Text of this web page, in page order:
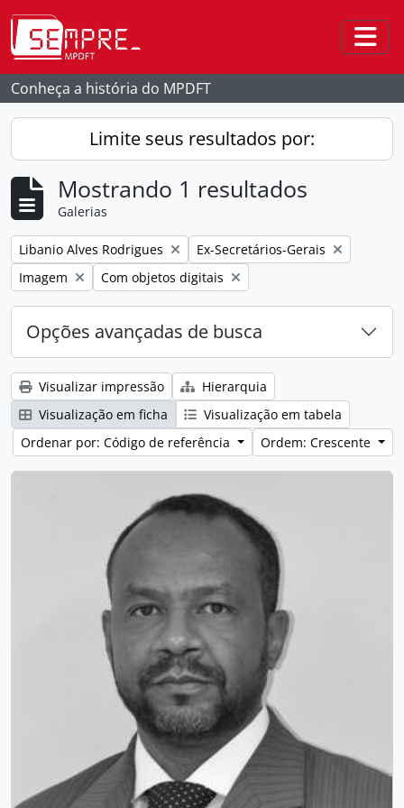
Skip to main content
Conheça a história do MPDFT
Limite seus resultados por:
Mostrando 1 resultados
Galerias
Remover filtro:
Libanio Alves Rodrigues Remover filtro:
Ex-Secretários-Gerais
Remover filtro:
Imagem Remover filtro:
Com objetos digitais
Opções avançadas de busca
Visualizar impressão
Hierarquia
Visualização em ficha
Visualização em tabela
Ordenar por: Código de referência
Ordem: Crescente